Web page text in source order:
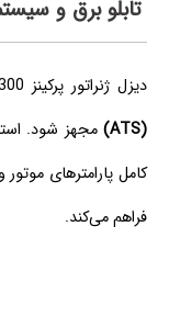
تابلو برق و
دیزل ژنراتور پرکینز 300 کاوا می‌تواند به
(ATS)
مجهز شود.
کامل پارامترهای
فراهم می‌کند.